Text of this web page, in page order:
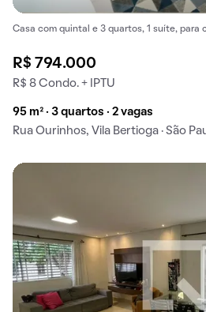
Casa com quintal e 3 quartos, 1 suíte, para
R$ 794.000
R$ 8 Condo. + IPTU
95 m² · 3 quartos · 2 vagas
Rua Ourinhos, Vila Bertioga · São